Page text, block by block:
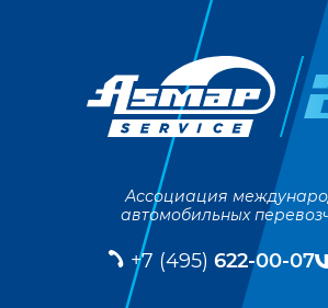
Ассоциация
автомобильных
+7 (495) 622-00-07